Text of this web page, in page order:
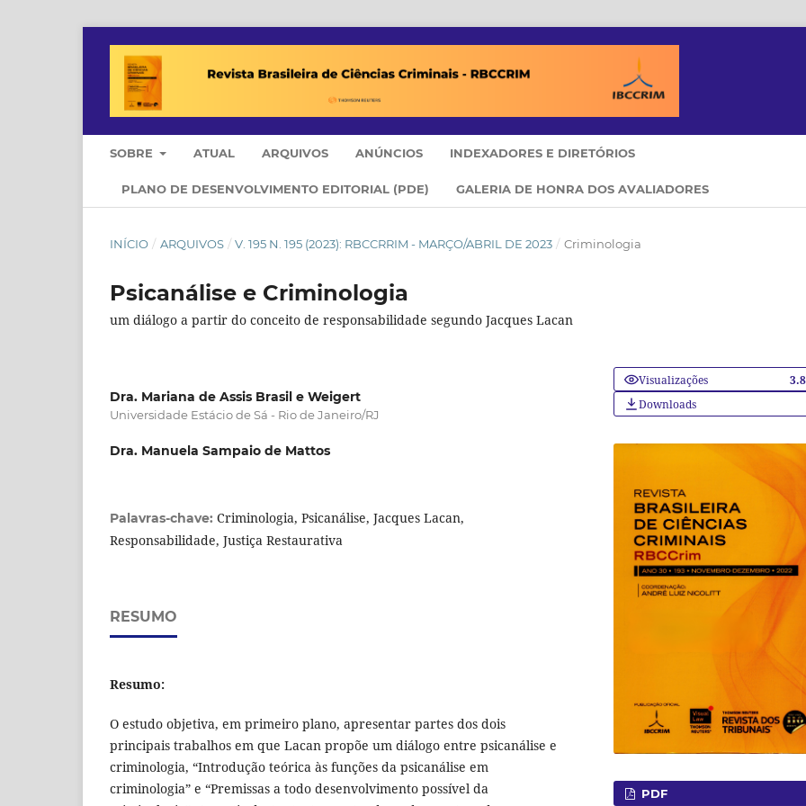
SOBRE ATUAL ARQUIVOS ANÚNCIOS INDEXADORES E DIRETÓRIOS
PLANO DE DESENVOLVIMENTO EDITORIAL (PDE) GALERIA DE HONRA DOS AVALIADORES
INÍCIO / ARQUIVOS / V. 195 N. 195 (2023): RBCCRRIM - MARÇO/ABRIL DE 2023 / Criminologia
Psicanálise e Criminologia
um diálogo a partir do conceito de responsabilidade segundo Jacques Lacan
Dra. Mariana de Assis Brasil e Weigert
Universidade Estácio de Sá - Rio de Janeiro/RJ
Dra. Manuela Sampaio de Mattos
Palavras-chave: Criminologia, Psicanálise, Jacques Lacan,
Responsabilidade, Justiça Restaurativa
RESUMO
Resumo:
O estudo objetiva, em primeiro plano, apresentar partes dos dois
principais trabalhos em que Lacan propõe um diálogo entre psicanálise e
criminologia, “Introdução teórica às funções da psicanálise em
criminologia” e “Premissas a todo desenvolvimento possível da
Visualizações
Downloads
PDF